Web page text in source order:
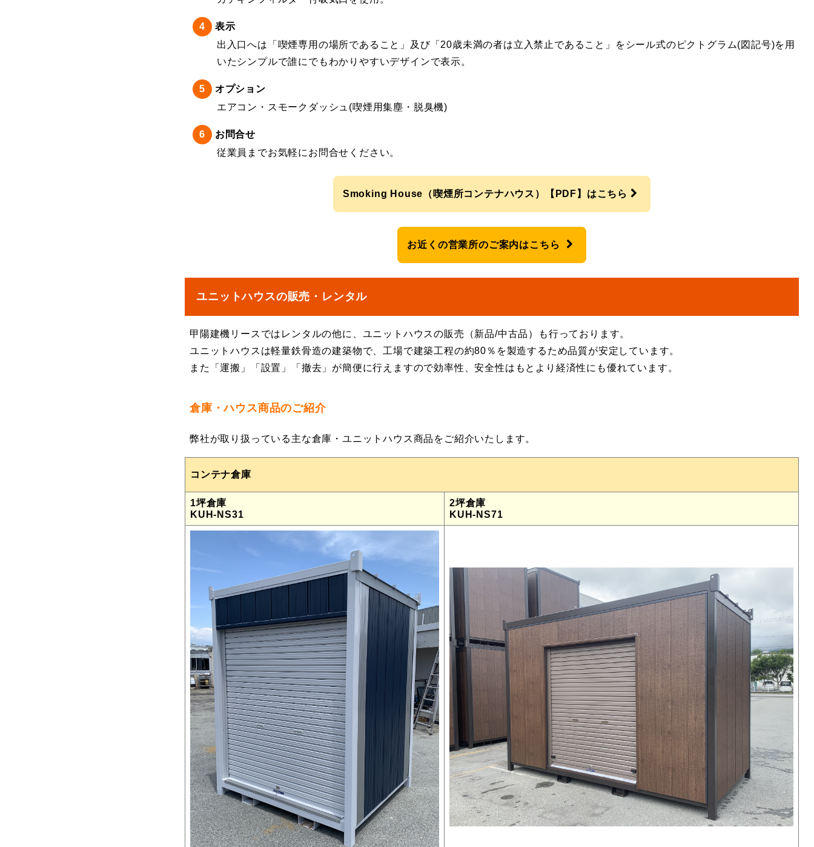
表示
出入口へは「喫煙専用の場所であること」及び「20歳未満の者は立入禁止であること」をシール式のピクトグラム(図記号)を用
いたシンプルで誰にでもわかりやすいデザインで表示。
オプション
エアコン・スモークダッシュ(喫煙用集塵・脱臭機)
お問合せ
従業員までお気軽にお問合せください。
Smoking House（喫煙所コンテナハウス）【PDF】はこちら
お近くの営業所のご案内はこちら
ユニットハウスの販売・レンタル
甲陽建機リースではレンタルの他に、ユニットハウスの販売（新品/中古品）も行っております。
ユニットハウスは軽量鉄骨造の建築物で、工場で建築工程の約80％を製造するため品質が安定しています。
また「運搬」「設置」「撤去」が簡便に行えますので効率性、安全性はもとより経済性にも優れています。
倉庫・ハウス商品のご紹介
弊社が取り扱っている主な倉庫・ユニットハウス商品をご紹介いたします。
コンテナ倉庫
1坪倉庫
KUH-NS31
2坪倉庫
KUH-NS71